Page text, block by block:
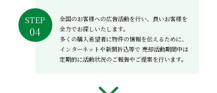
STEP
全国のお客様への広告活動を行い、良いお客様を
全力でお探しいたします。
多くの購入希望者に物件の情報を伝えるために、
インターネットや新聞折込等で 売却活動期間中は
定期的に活動状況のご報告やご提案を行います。